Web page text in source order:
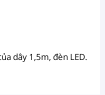
dây 1,5m, đèn LED.